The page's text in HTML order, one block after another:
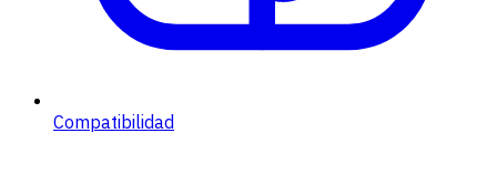
Compatibilidad